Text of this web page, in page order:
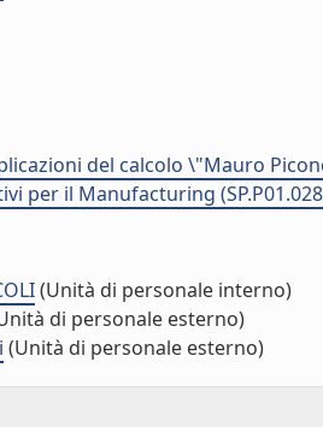
del calcolo \"Mauro
per il Manufacturing
(Unità di personale interno)
di personale esterno)
(Unità di personale esterno)